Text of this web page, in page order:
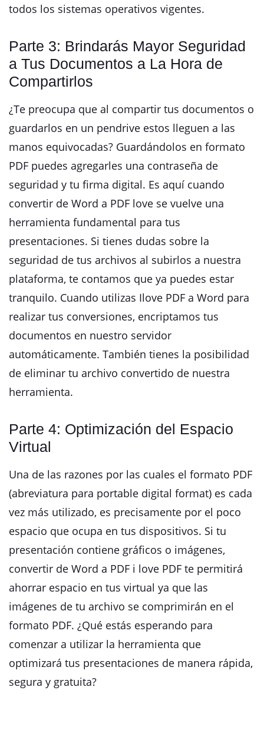
todos los sistemas operativos vigentes.
Parte 3: Brindarás Mayor Seguridad
a Tus Documentos a La Hora de
Compartirlos
¿Te preocupa que al compartir tus documentos o
guardarlos en un pendrive estos lleguen a las
manos equivocadas? Guardándolos en formato
PDF puedes agregarles una contraseña de
seguridad y tu firma digital. Es aquí cuando
convertir de Word a PDF love se vuelve una
herramienta fundamental para tus
presentaciones. Si tienes dudas sobre la
seguridad de tus archivos al subirlos a nuestra
plataforma, te contamos que ya puedes estar
tranquilo. Cuando utilizas Ilove PDF a Word para
realizar tus conversiones, encriptamos tus
documentos en nuestro servidor
automáticamente. También tienes la posibilidad
de eliminar tu archivo convertido de nuestra
herramienta.
Parte 4: Optimización del Espacio
Virtual
Una de las razones por las cuales el formato PDF
(abreviatura para portable digital format) es cada
vez más utilizado, es precisamente por el poco
espacio que ocupa en tus dispositivos. Si tu
presentación contiene gráficos o imágenes,
convertir de Word a PDF i love PDF te permitirá
ahorrar espacio en tus virtual ya que las
imágenes de tu archivo se comprimirán en el
formato PDF. ¿Qué estás esperando para
comenzar a utilizar la herramienta que
optimizará tus presentaciones de manera rápida,
segura y gratuita?